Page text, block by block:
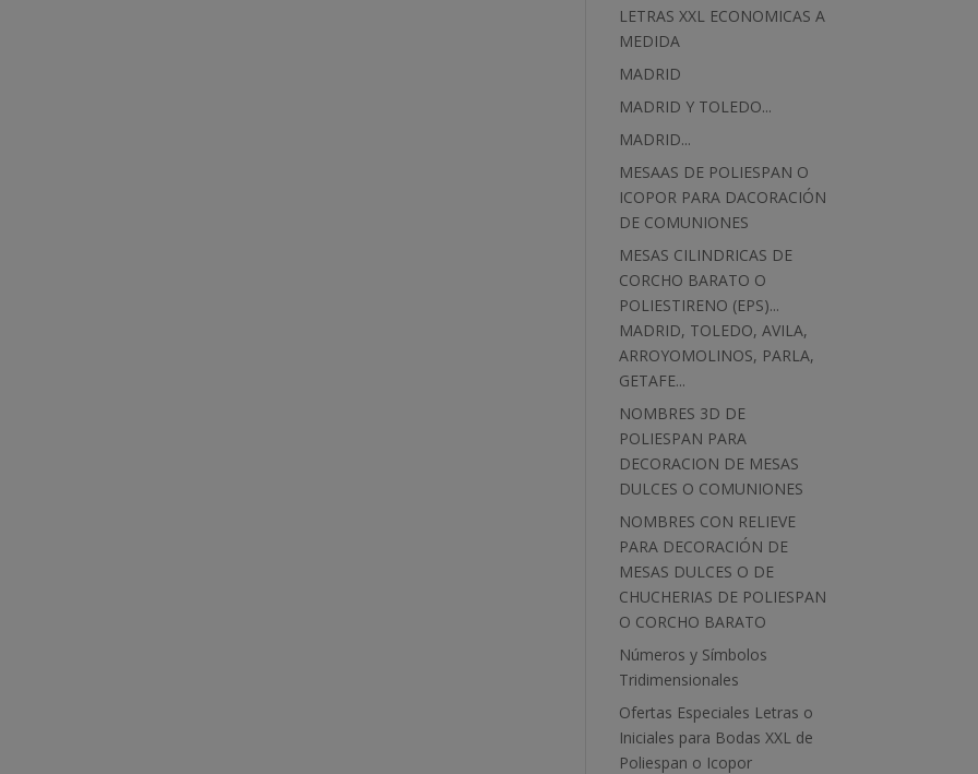
LETRAS XXL ECONOMICAS A
MEDIDA
MADRID
MADRID Y TOLEDO...
MADRID...
MESAAS DE POLIESPAN O
ICOPOR PARA DACORACIÓN
DE COMUNIONES
MESAS CILINDRICAS DE
CORCHO BARATO O
POLIESTIRENO (EPS)...
MADRID, TOLEDO, AVILA,
ARROYOMOLINOS, PARLA,
GETAFE...
NOMBRES 3D DE
POLIESPAN PARA
DECORACION DE MESAS
DULCES O COMUNIONES
NOMBRES CON RELIEVE
PARA DECORACIÓN DE
MESAS DULCES O DE
CHUCHERIAS DE POLIESPAN
O CORCHO BARATO
Números y Símbolos
Tridimensionales
Ofertas Especiales Letras o
Iniciales para Bodas XXL de
Poliespan o Icopor